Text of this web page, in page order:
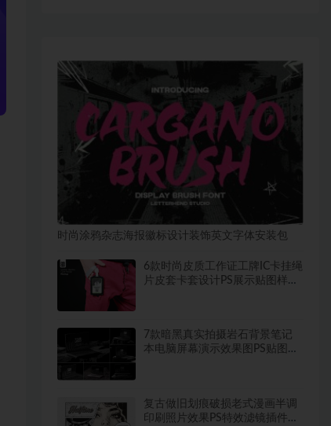
时尚涂鸦杂志海报徽标设计装饰英文字体安装包
6款时尚皮质工作证工牌IC卡挂绳
片皮套卡套设计PS展示贴图样机
7款暗黑真实拍摄岩石背景笔记
本电脑屏幕演示效果图PS贴图样
复古做旧划痕破损老式漫画半调
印刷照片效果PS特效滤镜插件样